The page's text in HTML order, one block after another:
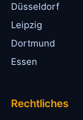
Düsseldorf
Leipzig
Dortmund
Essen
Rechtliches